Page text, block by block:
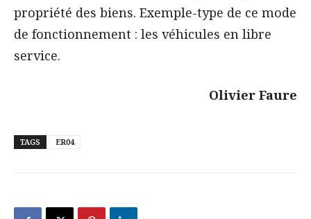
propriété des biens. Exemple-type de ce mode
de fonctionnement : les véhicules en libre
service.
Olivier Faure
TAGS ER04